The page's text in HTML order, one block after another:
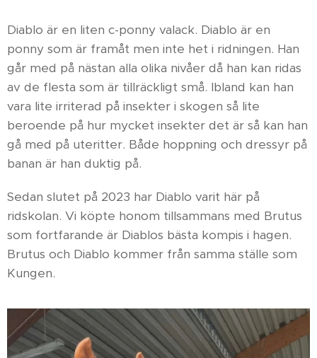
Diablo är en liten c-ponny valack. Diablo är en
ponny som är framåt men inte het i ridningen. Han
går med på nästan alla olika nivåer då han kan ridas
av de flesta som är tillräckligt små. Ibland kan han
vara lite irriterad på insekter i skogen så lite
beroende på hur mycket insekter det är så kan han
gå med på uteritter. Både hoppning och dressyr på
banan är han duktig på.
Sedan slutet på 2023 har Diablo varit här på
ridskolan. Vi köpte honom tillsammans med Brutus
som fortfarande är Diablos bästa kompis i hagen.
Brutus och Diablo kommer från samma ställe som
Kungen.